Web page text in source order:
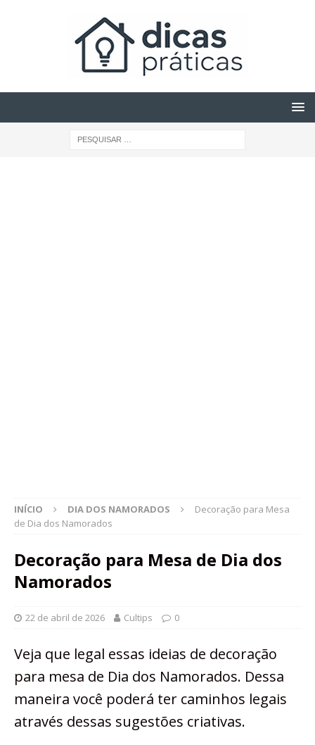
INÍCIO DIA DOS NAMORADOS
Decoração para Mesa
de Dia dos Namorados
Decoração para Mesa de Dia dos
Namorados
22 de abril de 2026 Cultips 0
Veja que legal essas ideias de decoração
para mesa de Dia dos Namorados. Dessa
maneira você poderá ter caminhos legais
através dessas sugestões criativas.